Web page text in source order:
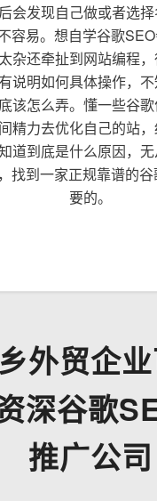
会发现自己做或者选
容易。想自学谷歌
杂还牵扯到网站编程
说明如何具体操作，
该怎么弄。懂一些谷歌
精力去优化自己的站
道到底是什么原因，
找到一家正规靠谱的
要的。
外贸企
深谷歌
推广公司